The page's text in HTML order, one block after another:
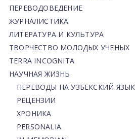
ПЕРЕВОДОВЕДЕНИЕ
ЖУРНАЛИСТИКА
ЛИТЕРАТУРА И КУЛЬТУРА
ТВОРЧЕСТВО МОЛОДЫХ УЧЕНЫХ
TERRA INCOGNITA
НАУЧНАЯ ЖИЗНЬ
ПЕРЕВОДЫ НА УЗБЕКСКИЙ ЯЗЫК
РЕЦЕНЗИИ
ХРОНИКА
PERSONALIA